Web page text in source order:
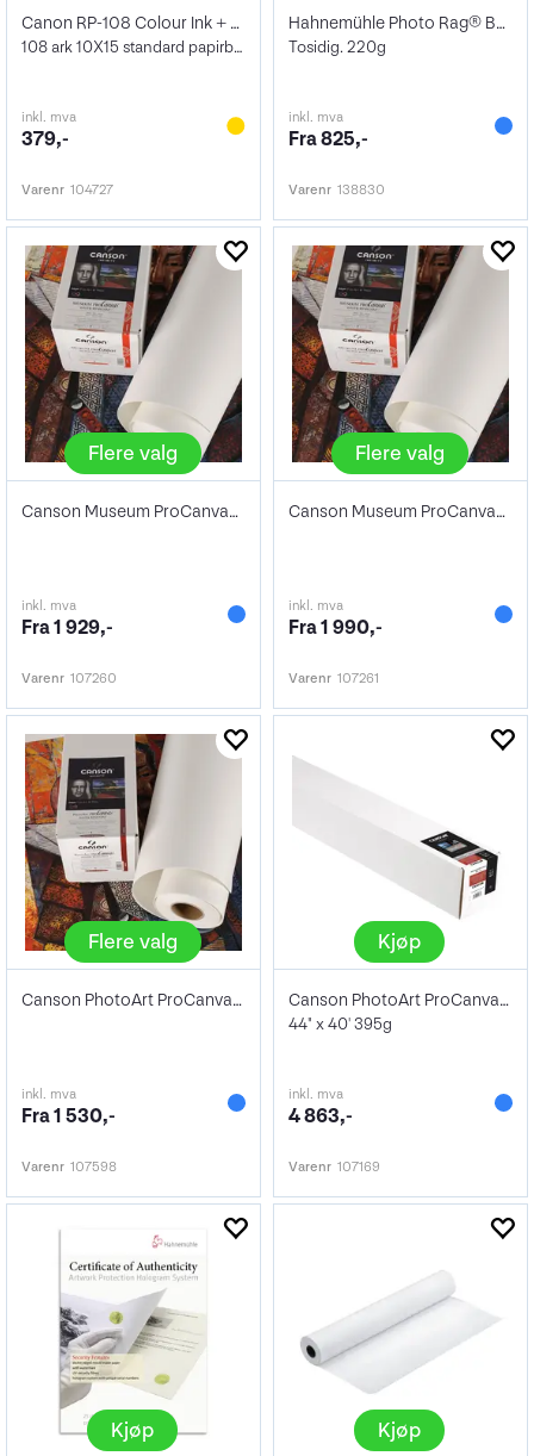
Canon RP-108 Colour Ink + Paper Set
108 ark 10X15 standard papirbilder+Blekk
inkl. mva
379,-
Varenr 104727
Hahnemühle Photo Rag® Book & Album
Tosidig. 220g
inkl. mva
Fra 825,-
Varenr 138830
Flere valg
Canson Museum ProCanvas WR Lustre
inkl. mva
Fra 1 929,-
Varenr 107260
Flere valg
Canson Museum ProCanvas WR Matte
inkl. mva
Fra 1 990,-
Varenr 107261
Flere valg
Canson PhotoArt ProCanvas WR Matte Poly
inkl. mva
Fra 1 530,-
Varenr 107598
Kjøp
Canson PhotoArt ProCanvas WR Lustre Poly
44" x 40' 395g
inkl. mva
4 863,-
Varenr 107169
Kjøp Kjøp